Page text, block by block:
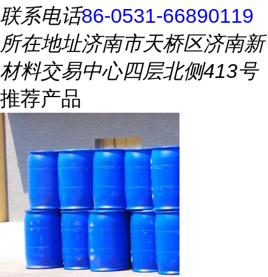
联系电话86-0531-66890119
所在地址济南市天桥区济南新
材料交易中心四层北侧413号
推荐产品